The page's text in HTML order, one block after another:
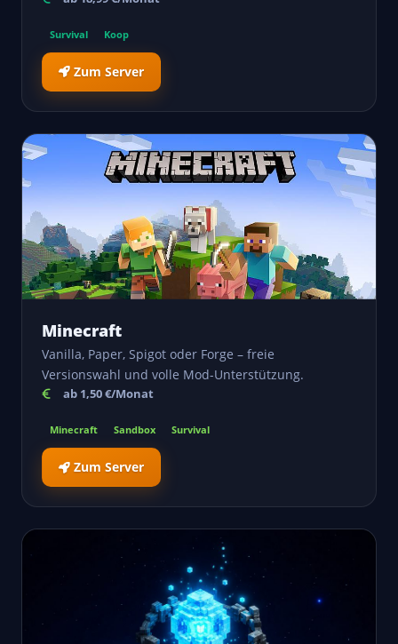
Survival Koop
Zum Server
Minecraft
Vanilla, Paper, Spigot oder Forge – freie
Versionswahl und volle Mod-Unterstützung.
ab 1,50 €/Monat
Minecraft Sandbox Survival
Zum Server